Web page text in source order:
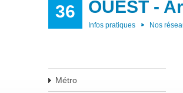
36 OUEST -
Infos pratiques Nos
Métro